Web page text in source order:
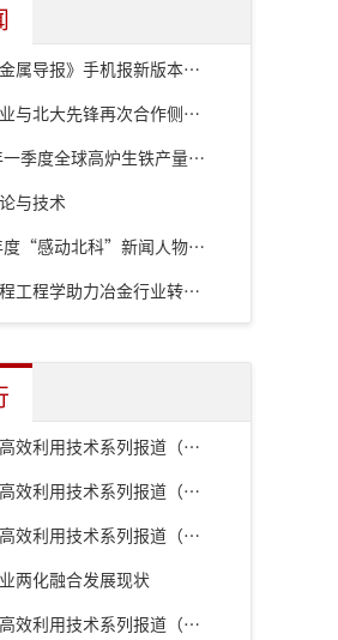
报》手机报新版本发布，免费下载，免费看
先锋再次合作侧吹炉配套6000立方制氧项目
球高炉生铁产量同比小幅下降0.2%至3.175亿吨
与技术
“感动北科”新闻人物重磅揭晓
工程学助力冶金行业转型升级
系列报道（一） 室兰钢铁厂用钢渣骨料配制重混凝土的研究
术系列报道（二） 鹿岛钢铁厂钢铁渣利用技术的开发
用技术系列报道（五） 八幡厂钢铁渣的利用
两化融合发展现状
术系列报道（三） 名古屋厂铁水预处理炉渣肥料化的开发